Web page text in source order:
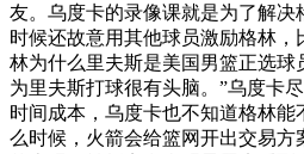
友。乌度卡的录像课就是为了解
时候还故意用其他球员激励格林
林为什么里夫斯是美国男篮正选球
为里夫斯打球很有头脑。”乌度卡
时间成本，乌度卡也不知道格林
么时候，火箭会给篮网开出交易方